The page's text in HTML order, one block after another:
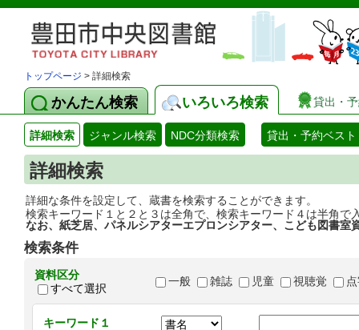
トップページ > 詳細検索
かんたん検索 いろいろ検索 貸出・
詳細検索 ジャンル検索 NDC分類検索 貸出・予約ベスト
詳細検索
詳細な条件を設定して、蔵書を検索することができます。
検索キーワード１と２と３は全角で、検索キーワード４は半角で
なお、紙芝居、パネルシアターエプロンシアター、こども図書室
検索条件
資料区分
すべて選択
一般 雑誌 児童 視聴覚
キーワード１